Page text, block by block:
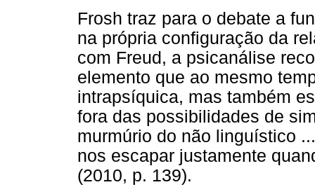
Frosh traz para o debate a
na própria configuração da
com Freud, a psicanálise
elemento que ao mesmo
intrapsíquica, mas também
fora das possibilidades de
murmúrio do não linguístico
nos escapar justamente
(2010, p. 139).